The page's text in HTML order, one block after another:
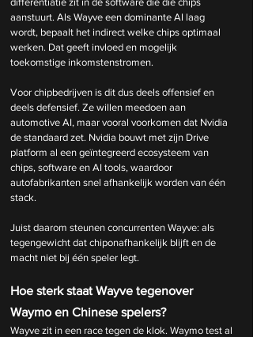
aanstuurt. Als Wayve een dominante AI laag
wordt, bepaalt het indirect welke chips optimaal
werken. Dat geeft invloed en mogelijk
toekomstige inkomstenstromen.
Voor chipbedrijven is dit dus deels offensief en
deels defensief. Ze willen meedoen aan
automotive AI, maar vooral voorkomen dat Nvidia
de standaard zet. Nvidia bouwt met zijn Drive
platform al een geïntegreerd ecosysteem van
chips, software en AI tools, waardoor
autofabrikanten snel afhankelijk worden van één
stack.
Juist daarom steunen concurrenten Wayve: als
tegengewicht dat chiponafhankelijk blijft en de
macht niet bij één speler legt.
Hoe sterk staat Wayve tegenover
Waymo en Chinese spelers?
Wayve zit in een race tegen de klok. Waymo test al